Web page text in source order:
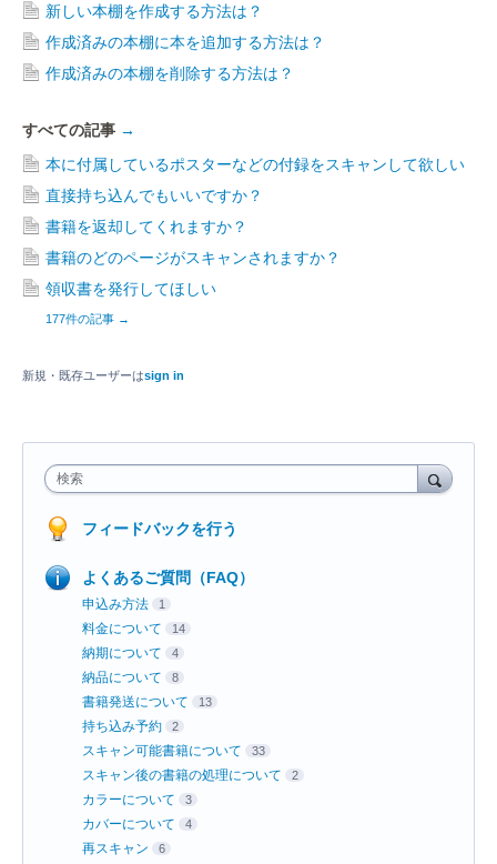
新しい本棚を作成する方法は？
作成済みの本棚に本を追加する方法は？
作成済みの本棚を削除する方法は？
すべての記事 →
本に付属しているポスターなどの付録をスキャンして欲しい
直接持ち込んでもいいですか？
書籍を返却してくれますか？
書籍のどのページがスキャンされますか？
領収書を発行してほしい
177件の記事 →
新規・既存ユーザーはsign in
検索
フィードバックを行う
よくあるご質問（FAQ）
申込み方法 1
料金について 14
納期について 4
納品について 8
書籍発送について 13
持ち込み予約 2
スキャン可能書籍について 33
スキャン後の書籍の処理について 2
カラーについて 3
カバーについて 4
再スキャン 6